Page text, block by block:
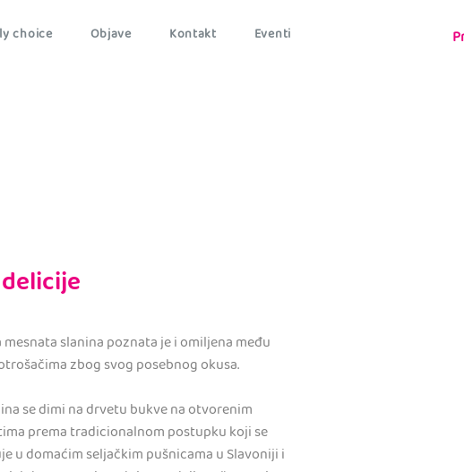
choice Objave Kontakt Eventi
mesnata slanina poznata je i omiljena među
zbog svog posebnog okusa.
se dimi na drvetu bukve na otvorenim
prema tradicionalnom postupku koji se
u domaćim seljačkim pušnicama u Slavoniji i